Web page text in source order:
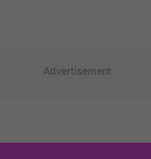
Advertisement